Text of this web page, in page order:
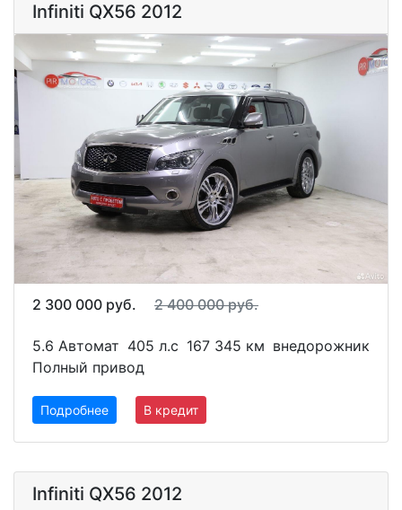
Infiniti QX56 2012
2 300 000 руб. 2 400 000 руб.
5.6 Автомат 405 л.с 167 345 км внедорожник
Полный привод
Подробнее В кредит
Infiniti QX56 2012